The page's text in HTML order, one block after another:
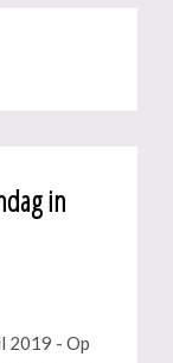
in
2019 - Op